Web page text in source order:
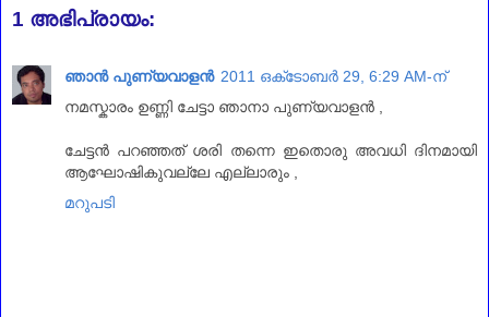
1 അഭിപ്രായം:
ഞാന്‍ പുണ്യവാളന്‍ 2011 ഒക്‌ടോബർ 29, 6:29 AM-ന്
നമസ്കാരം ഉണ്ണി ചേട്ടാ ഞാനാ പുണ്യവാളന്‍ ,
ചേട്ടന്‍ പറഞ്ഞത് ശരി തന്നെ ഇതൊരു അവധി ദിനമായി
ആഘോഷികുവല്ലേ എല്ലാരും ,
മറുപടി